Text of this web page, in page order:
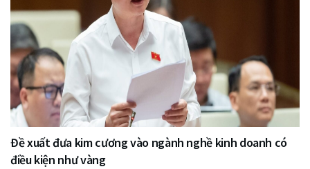
Đề xuất đưa kim cương vào ngành nghề kinh doanh có
điều kiện như vàng